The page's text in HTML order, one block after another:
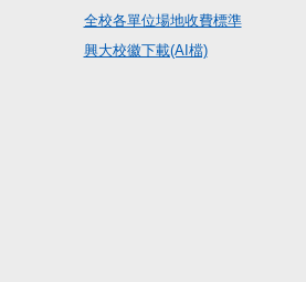
全校各單位場地收費標準
興大校徽下載(AI檔)